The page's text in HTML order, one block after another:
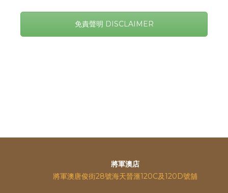
免責聲明 DISCLAIMER
將軍澳店
將軍澳唐俊街28號海天晉滙120C及120D號舖